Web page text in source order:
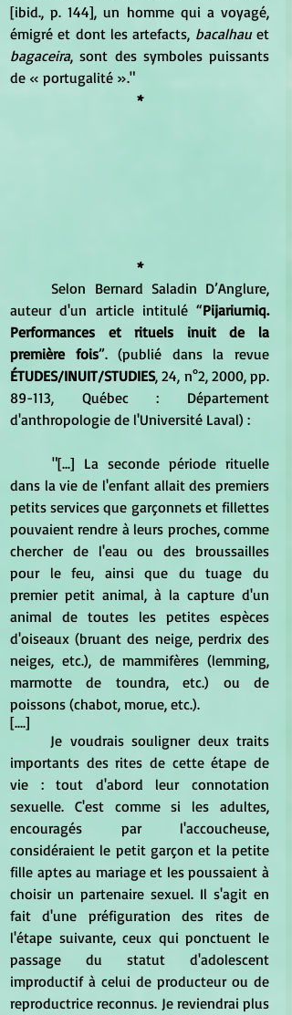
[ibid., p. 144], un homme qui a voyagé,
émigré et dont les artefacts, bacalhau
bagaceira, sont des symboles puissants
de « portugalité »."
*
*
auteur d'un article intitulé “Pijariurniq.
Performances et rituels inuit de la
première fois
ÉTUDES/INUIT/STUDIES, 24, n°2, 2000, pp.
89-113, Québec : Département
d'anthropologie de l'Université Laval) :
	"
[...] La seconde période rituelle
dans la vie de l'enfant allait des premiers
petits services que garçonnets et fillettes
pouvaient rendre à leurs proches, comme
chercher de l'eau ou des broussailles
pour le feu, ainsi que du tuage du
premier petit animal, à la capture d'un
animal de toutes les petites espèces
d'oiseaux (bruant des neige, perdrix des
neiges, etc.), de mammifères (lemming,
marmotte de toundra, etc.) ou de
poissons (chabot, morue, etc.).
[....]
importants des rites de cette étape de
vie : tout d'abord leur connotation
sexuelle. C'est comme si les adultes,
encouragés par l'accoucheuse,
considéraient le petit garçon et la petite
fille aptes au mariage et les poussaient à
choisir un partenaire sexuel. Il s'agit en
fait d'une préfiguration des rites de
l'étape suivante, ceux qui ponctuent le
passage du statut d'adolescent
improductif à celui de producteur ou de
reproductrice reconnus. Je reviendrai plus